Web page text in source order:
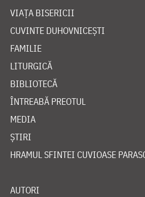
VIAȚA BISERICII
CUVINTE DUHOVNICEȘTI
FAMILIE
LITURGICĂ
BIBLIOTECĂ
ÎNTREABĂ PREOTUL
MEDIA
ȘTIRI
HRAMUL SFINTEI CUVIOASE
AUTORI